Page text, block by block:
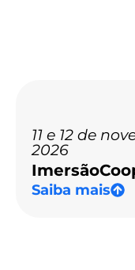
11 e 12 de
2026
Saiba mais